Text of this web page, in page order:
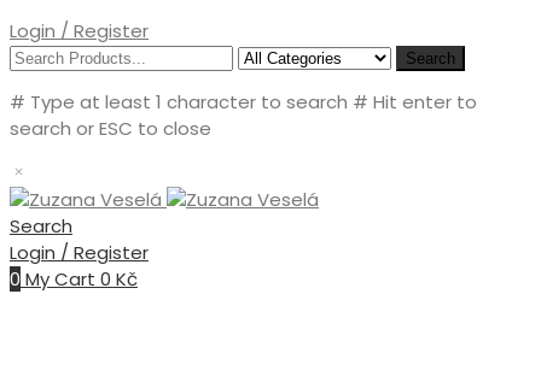
Login / Register
Search
# Type at least 1 character to search # Hit enter to
search or ESC to close
Search
Login / Register
0 My Cart 0 Kč